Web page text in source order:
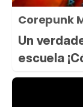
Corepunk
Un
escuela